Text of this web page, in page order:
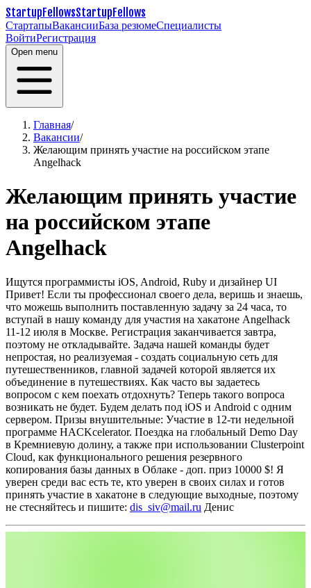
StartupFellowsStartupFellows
СтартапыВакансииБаза резюмеСпециалисты
ВойтиРегистрация
Open menu
Главная/
Вакансии/
Желающим принять участие на российском этапе
Angelhack
Желающим принять участие
на российском этапе
Angelhack
Ищутся программисты iOS, Android, Ruby и дизайнер UI
Привет! Если ты профессионал своего дела, веришь и знаешь,
что можешь выполнить поставленную задачу за 24 часа, то
вступай в нашу команду для участия на хакатоне Angelhack
11-12 июля в Москве. Регистрация заканчивается завтра,
поэтому не откладывайте. Задача нашей команды будет
непростая, но реализуемая - создать социальную сеть для
путешественников, главной задачей которой является их
объединение в путешествиях. Как часто вы задаетесь
вопросом с кем поехать отдохнуть? Теперь такого вопроса
возникать не будет. Будем делать под iOS и Android с одним
сервером. Призы внушительные: Участие в 12-ти недельной
программе HACKcelerator. Поездка на глобальный Demo Day
в Кремниевую долину, а также при использовании Clusterpoint
Cloud, как функционального решения резервного
копирования базы данных в Облаке - доп. приз 10000 $! Я
уверен среди вас есть те, кто уверен в своих силах и готов
принять участие в хакатоне в следующие выходные, поэтому
не стесняйтесь и пишите: dis_siv@mail.ru Денис